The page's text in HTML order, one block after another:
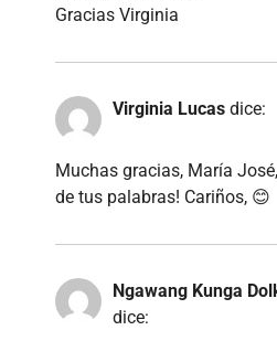
Gracias Virginia
Virginia Lucas dice:
Muchas gracias, María
de tus palabras! Cariños, 😊
Ngawang Kunga
dice: